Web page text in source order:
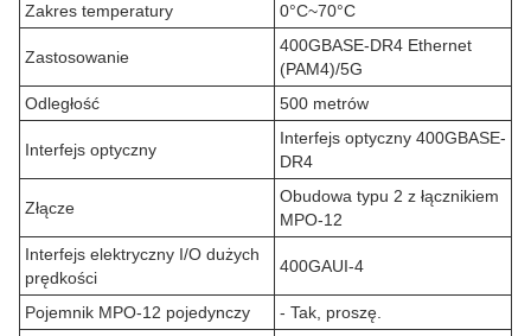
Zakres temperatury
0°C~70°C
Zastosowanie
400GBASE-DR4 Ethernet
(PAM4)/5G
Odległość
500 metrów
Interfejs optyczny
Interfejs optyczny 400GBASE-
DR4
Złącze
Obudowa typu 2 z łącznikiem
MPO-12
Interfejs elektryczny I/O dużych
prędkości
400GAUI-4
Pojemnik MPO-12 pojedynczy
- Tak, proszę.